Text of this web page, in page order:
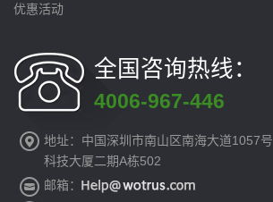
优惠活动
全国咨询热线：
4006-967-446
地址：中国深圳市南山区南海大道1057号
科技大厦二期A栋502
邮箱：